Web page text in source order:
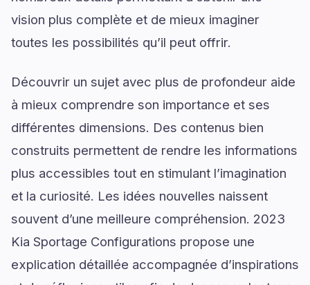
vision plus complète et de mieux imaginer
toutes les possibilités qu’il peut offrir.
Découvrir un sujet avec plus de profondeur aide
à mieux comprendre son importance et ses
différentes dimensions. Des contenus bien
construits permettent de rendre les informations
plus accessibles tout en stimulant l’imagination
et la curiosité. Les idées nouvelles naissent
souvent d’une meilleure compréhension. 2023
Kia Sportage Configurations propose une
explication détaillée accompagnée d’inspirations